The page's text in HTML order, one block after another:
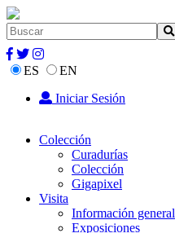
ES
EN
Iniciar Sesión
Colección
Curadurías
Colección
Gigapixel
Visita
Información general
Exposiciones